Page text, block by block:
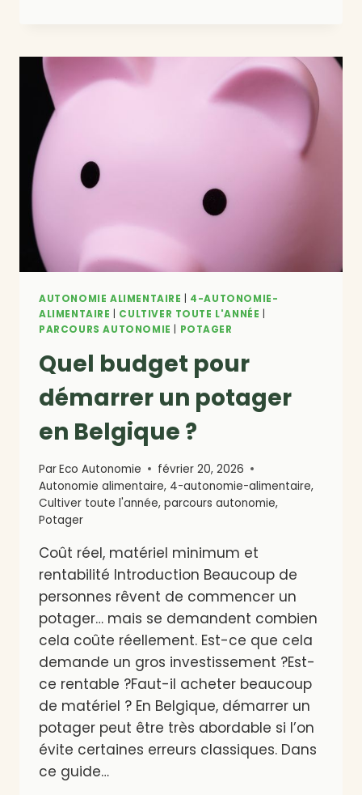
EN
BELGIQUE
AUTONOMIE ALIMENTAIRE
4-AUTONOMIE-
ALIMENTAIRE
CULTIVER TOUTE L'ANNÉE
PARCOURS AUTONOMIE
POTAGER
Quel budget pour
démarrer un potager
en Belgique ?
ParEco Autonomie
février 20, 2026
Autonomie alimentaire, 4-autonomie-alimentaire,
Cultiver toute l'année, parcours autonomie,
Potager
Coût réel, matériel minimum et
rentabilité Introduction Beaucoup de
personnes rêvent de commencer un
potager… mais se demandent combien
cela coûte réellement. Est-ce que cela
demande un gros investissement ?Est-
ce rentable ?Faut-il acheter beaucoup
de matériel ? En Belgique, démarrer un
potager peut être très abordable si l’on
évite certaines erreurs classiques. Dans
ce guide…